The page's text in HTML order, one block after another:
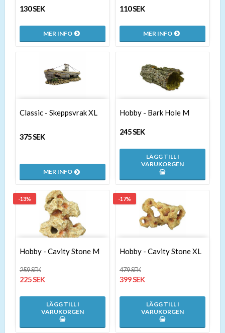
130 SEK
MER INFO
110 SEK
MER INFO
Classic - Skeppsvrak XL
375 SEK
MER INFO
Hobby - Bark Hole M
245 SEK
LÄGG TILL I
VARUKORGEN
-13%
Hobby - Cavity Stone M
259 SEK
225 SEK
LÄGG TILL I
VARUKORGEN
-17%
Hobby - Cavity Stone XL
479 SEK
399 SEK
LÄGG TILL I
VARUKORGEN